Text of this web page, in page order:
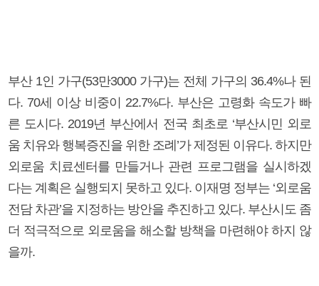
부산 1인 가구(53만3000 가구)는 전체 가구의 36.4%나 된
다. 70세 이상 비중이 22.7%다. 부산은 고령화 속도가 빠
른 도시다. 2019년 부산에서 전국 최초로 ‘부산시민 외로
움 치유와 행복증진을 위한 조례’가 제정된 이유다. 하지만
외로움 치료센터를 만들거나 관련 프로그램을 실시하겠
다는 계획은 실행되지 못하고 있다. 이재명 정부는 ‘외로움
전담 차관’을 지정하는 방안을 추진하고 있다. 부산시도 좀
더 적극적으로 외로움을 해소할 방책을 마련해야 하지 않
을까.